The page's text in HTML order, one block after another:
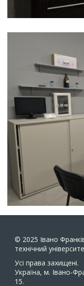
© 2025 Івано
технічний
Усi права захищенi.
Україна, м. Івано-
15.